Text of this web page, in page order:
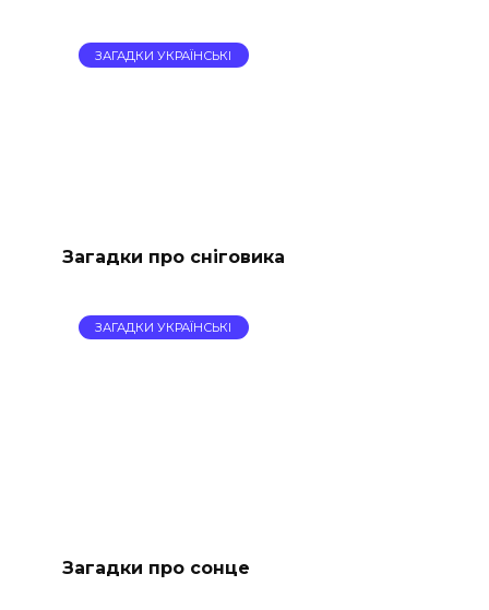
ЗАГАДКИ УКРАЇНСЬКІ
Загадки про сніговика
ЗАГАДКИ УКРАЇНСЬКІ
Загадки про сонце